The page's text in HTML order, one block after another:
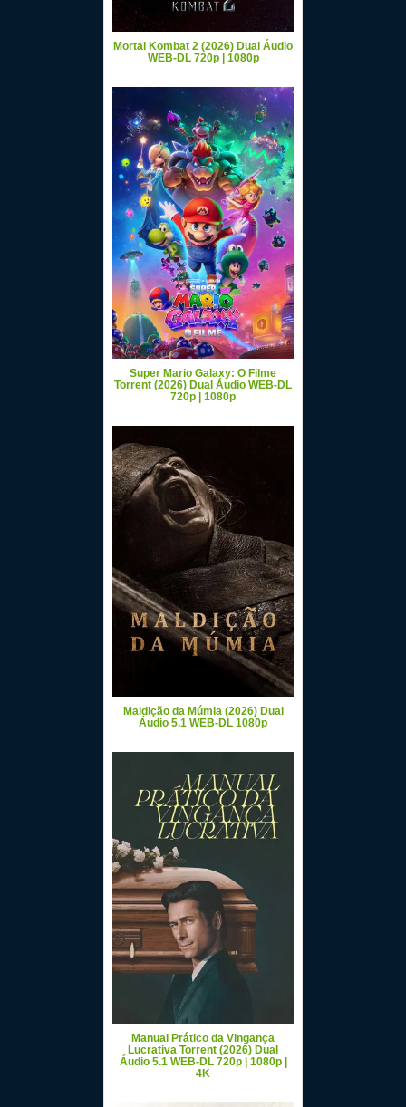
Mortal Kombat 2 (2026) Dual Áudio
WEB-DL 720p | 1080p
Super Mario Galaxy: O Filme
Torrent (2026) Dual Áudio WEB-DL
720p | 1080p
Maldição da Múmia (2026) Dual
Áudio 5.1 WEB-DL 1080p
Manual Prático da Vingança
Lucrativa Torrent (2026) Dual
Áudio 5.1 WEB-DL 720p | 1080p |
4K